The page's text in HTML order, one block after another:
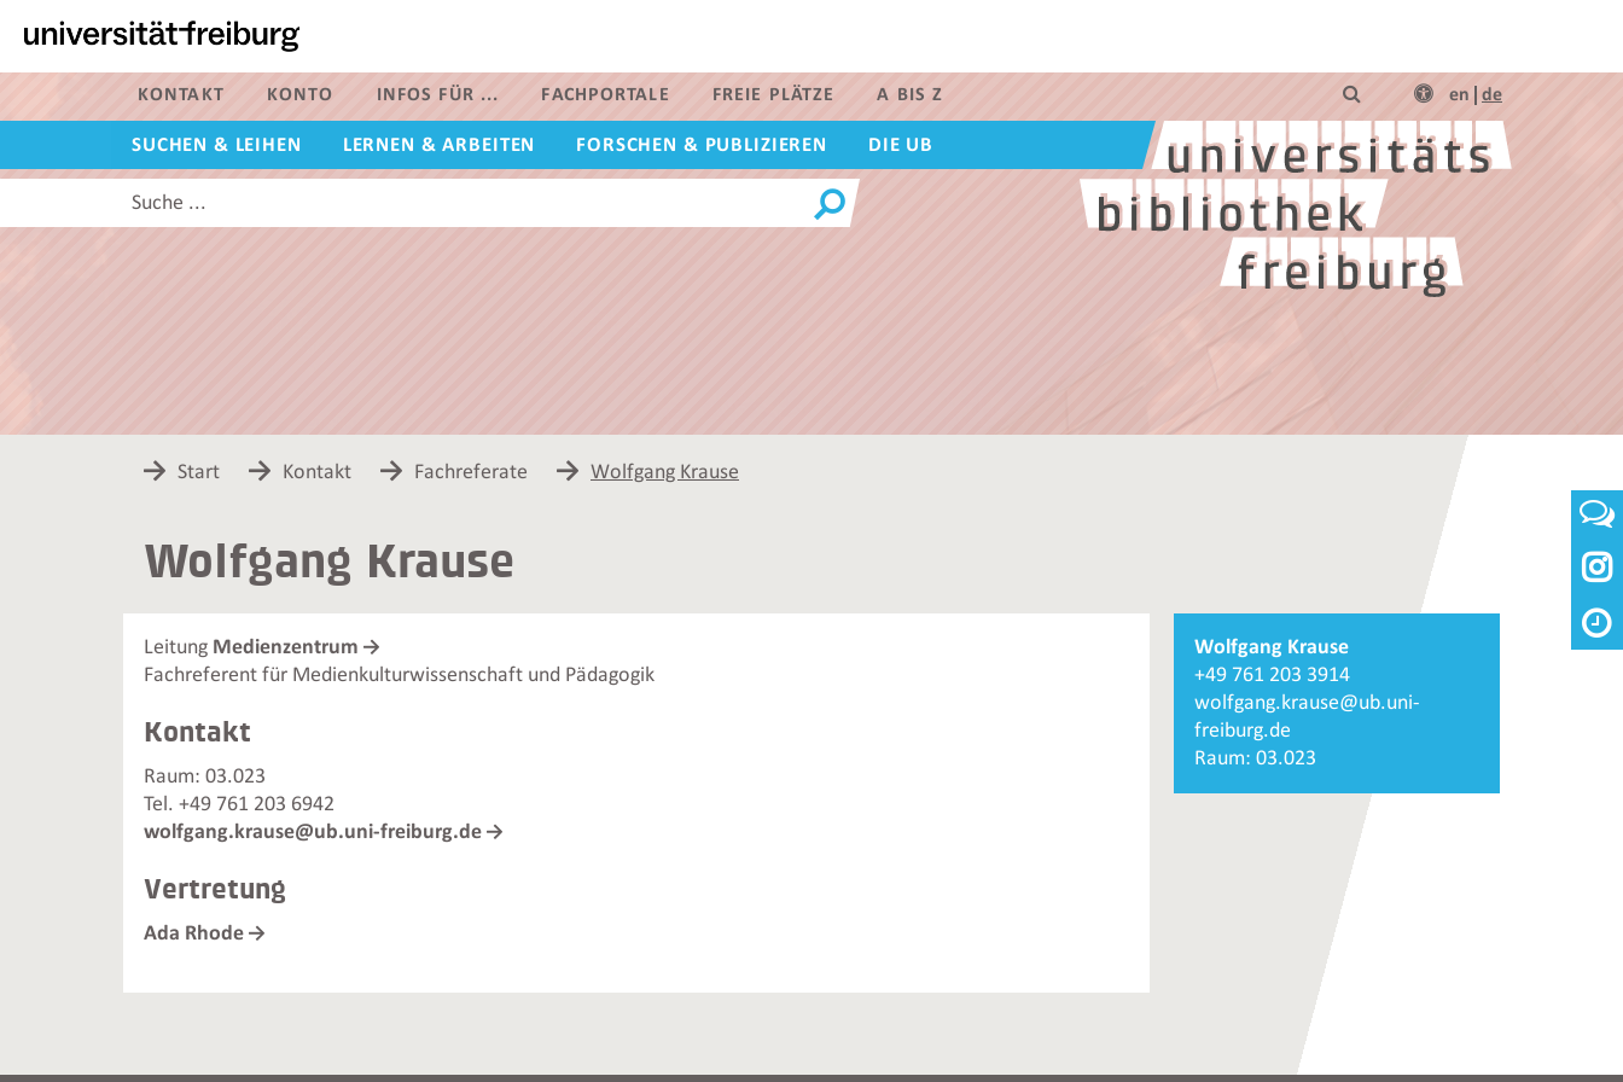
Hauptnavigation
dieser
Zum
dieser
Zur
KONTAKT KONTO INFOS FÜR ... FACHPORTALE FREIE PLÄTZE A BIS Z en de
SUCHEN & LEIHEN LERNEN & ARBEITEN FORSCHEN & PUBLIZIEREN DIE UB
Diese
Start Kontakt Fachreferate Wolfgang Krause
Wolfgang Krause
Leitung Medienzentrum
Fachreferent für Medienkulturwissenschaft und Pädagogik
Kontakt
Raum: 03.023
Tel. +49 761 203 6942
wolfgang.krause@ub.uni-freiburg.de
Vertretung
Ada Rhode
Informationen
und
Kontakte
Wolfgang Krause
+49 761 203 3914
wolfgang.krause@ub.uni-
freiburg.de
Raum: 03.023
